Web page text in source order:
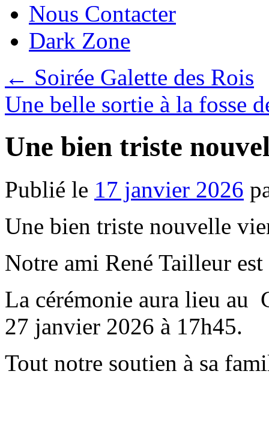
Nous Contacter
Dark Zone
← Soirée Galette des Rois
Une belle sortie à la fosse
Une bien triste
Publié le 17 janvier 2026
Une bien triste nouvelle
Notre ami René Tailleur
La cérémonie aura lieu au
27 janvier 2026 à 17h45.
Tout notre soutien à sa